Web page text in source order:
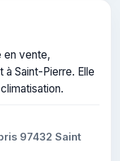
en vente,
à Saint-Pierre. Elle
97432 Saint